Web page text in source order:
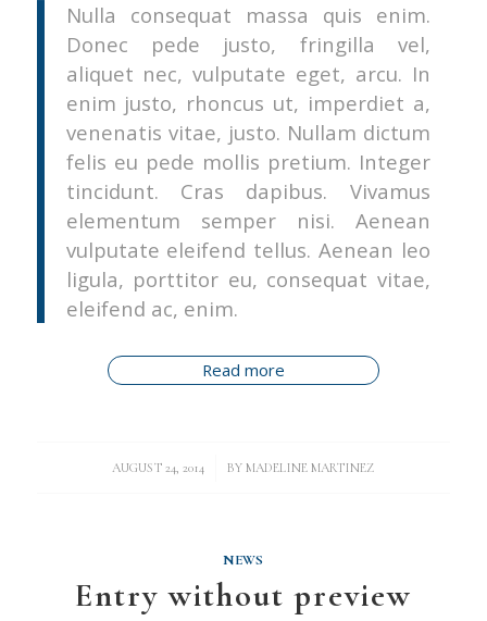
Nulla consequat massa quis enim.
Donec pede justo, fringilla vel,
aliquet nec, vulputate eget, arcu. In
enim justo, rhoncus ut, imperdiet a,
venenatis vitae, justo. Nullam dictum
felis eu pede mollis pretium. Integer
tincidunt. Cras dapibus. Vivamus
elementum semper nisi. Aenean
vulputate eleifend tellus. Aenean leo
ligula, porttitor eu, consequat vitae,
eleifend ac, enim.
Read more
AUGUST 24, 2014
/ BYMADELINE MARTINEZ
NEWS
Entry without preview